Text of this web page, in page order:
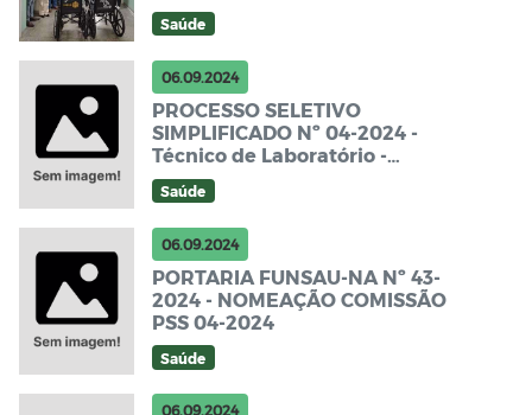
Saúde
06.09.2024
PROCESSO SELETIVO
SIMPLIFICADO Nº 04-2024 -
Técnico de Laboratório -
FUNSAU-NA - Edital de
Abertura
Saúde
06.09.2024
PORTARIA FUNSAU-NA Nº 43-
2024 - NOMEAÇÃO COMISSÃO
PSS 04-2024
Saúde
06.09.2024